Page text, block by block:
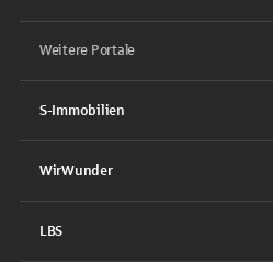
Weitere Portale
S-Immobilien
WirWunder
LBS